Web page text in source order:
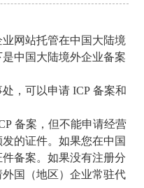
网站托管在中国大陆境
中国大陆境外企业备案
，可以申请 ICP 备案和
备案，但不能申请经营
的证件。如果您在中国
备案。如果没有注册分
国（地区）企业常驻代